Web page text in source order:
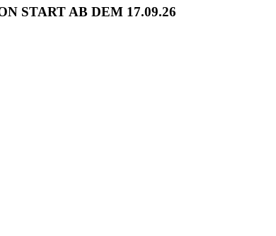
START AB DEM 17.09.26